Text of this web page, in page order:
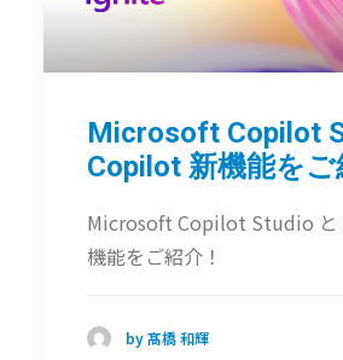
Microsoft Copilot
Copilot 新機能をご
Microsoft Copilot Studio
機能をご紹介！
by 髙橋 和輝